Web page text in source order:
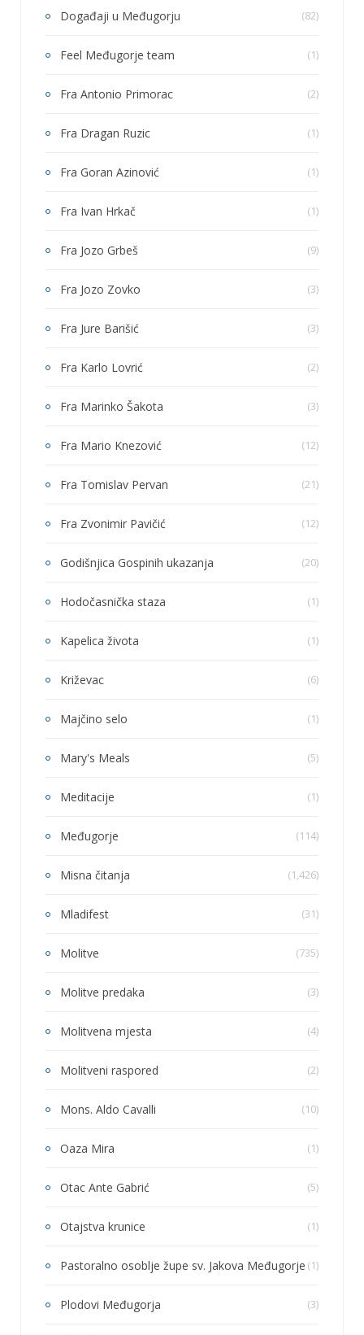
Događaji u Međugorju (82)
Feel Međugorje team (1)
Fra Antonio Primorac (2)
Fra Dragan Ruzic (1)
Fra Goran Azinović (1)
Fra Ivan Hrkač (1)
Fra Jozo Grbeš (9)
Fra Jozo Zovko (3)
Fra Jure Barišić (3)
Fra Karlo Lovrić (2)
Fra Marinko Šakota (3)
Fra Mario Knezović (12)
Fra Tomislav Pervan (21)
Fra Zvonimir Pavičić (12)
Godišnjica Gospinih ukazanja (20)
Hodočasnička staza (1)
Kapelica života (1)
Križevac (6)
Majčino selo (1)
Mary's Meals (5)
Meditacije (1)
Međugorje (114)
Misna čitanja (1,426)
Mladifest (31)
Molitve (735)
Molitve predaka (3)
Molitvena mjesta (4)
Molitveni raspored (2)
Mons. Aldo Cavalli (10)
Oaza Mira (1)
Otac Ante Gabrić (5)
Otajstva krunice (1)
Pastoralno osoblje župe sv. Jakova Međugorje (1)
Plodovi Međugorja (3)